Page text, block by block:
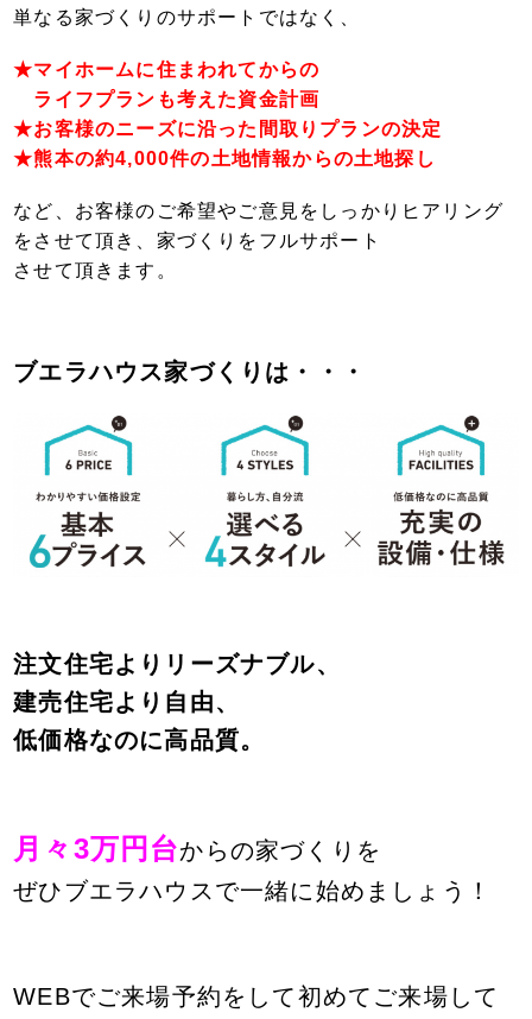
単なる家づくりのサポートではなく、
★マイホームに住まわれてからの
ライフプランも考えた資金計画
★お客様のニーズに沿った間取りプランの決定
★熊本の約4,000件の土地情報からの土地探し
など、お客様のご希望やご意見をしっかりヒ アリング
をさせて頂き、 家づくりを フルサポート
させて頂きます。
ブエラハウス家づくりは・・・
注文住宅よりリーズナブル、
建売住宅より自由、
低価格なのに高品質。
月々3万円台からの家づくりを
ぜひブエラハウスで一緒に始めましょう！
WEBでご来場予約をして初めてご来場して